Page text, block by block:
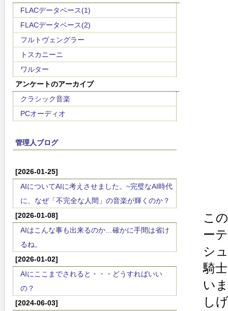
FLACデータベース(1)
FLACデータベース(2)
フルトヴェングラー
トスカニーニ
ワルター
アンケートのアーカイブ
クラシック音楽
PCオーディオ
管理人ブログ
[2026-01-25]
AIについてAIに考えさせました。~完璧なAI時代
に、なぜ「不完全な人間」の音楽が輝くのか？
[2026-01-08]
AIはこんな事も出来るのか…確かに手間は省け
るね。
[2026-01-02]
AIにここまでされると・・・どうすればいい
の？
[2024-06-03]
こ
ー
シ
騎
い
し